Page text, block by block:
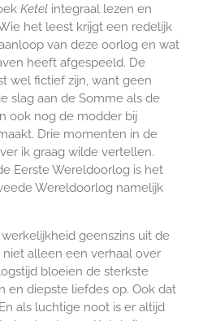
Ketelintegraal lezen en
het leest krijgt een redelijk
van deze oorlog en wat
heeft afgespeeld. De
wel fictief zijn, want geen
slag aan de Somme als de
ook nog de modder bij
Drie momenten in de
ik graag wilde vertellen.
Eerste Wereldoorlog is het
Wereldoorlog namelijk
geenszins uit de
alleen een verhaal over
bloeien de sterkste
en diepste liefdes op. Ook dat
als luchtige noot is er altijd